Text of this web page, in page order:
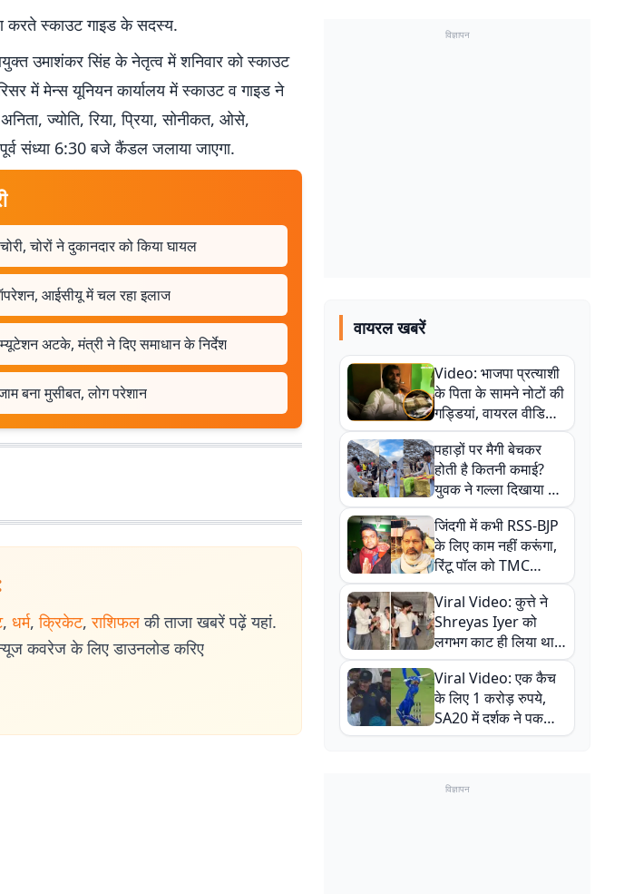
करते स्काउट गाइड के सदस्य.
उमाशंकर सिंह के नेतृत्व में शनिवार को स्काउट
में मेन्स यूनियन कार्यालय में स्काउट व गाइड ने
ज्योति, रिया, प्रिया, सोनीकत, ओसे,
संध्या 6:30 बजे कैंडल जलाया जाएगा.
चोरों ने दुकानदार को किया घायल
आईसीयू में चल रहा इलाज
अटके, मंत्री ने दिए समाधान के निर्देश
बना मुसीबत, लोग परेशान
, धर्म, क्रिकेट, राशिफल की ताजा खबरें पढ़ें यहां.
कवरेज के लिए डाउनलोड करिए
विज्ञापन
वायरल खबरें
Video: भाजपा प्रत्याशी
के पिता के सामने नोटों की
गड्डियां, वायरल वीडियो
से राजनीति में उबाल,
अजित महतो बोले- TMC
की गंदी चाल
पहाड़ों पर मैगी बेचकर
होती है कितनी कमाई?
युवक ने गल्ला दिखाया तो
नौकरी वालों के खड़े हो गए
कान
जिंदगी में कभी RSS-BJP
के लिए काम नहीं करूंगा,
रिंटू पॉल को TMC
ऑफिस में ले जाकर पीटा,
Video वायरल
Viral Video: कुत्ते ने
Shreyas Iyer को
लगभग काट ही लिया था,
न्यूजीलैंड सीरीज से पहले
बाल-बाल बचे
Viral Video: एक कैच
के लिए 1 करोड़ रुपये,
SA20 में दर्शक ने पकड़ा
एक हाथ से गजब का कैच
विज्ञापन